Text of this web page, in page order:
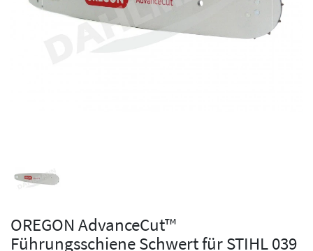
OREGON AdvanceCut™
Führungsschiene Schwert für STIHL 039